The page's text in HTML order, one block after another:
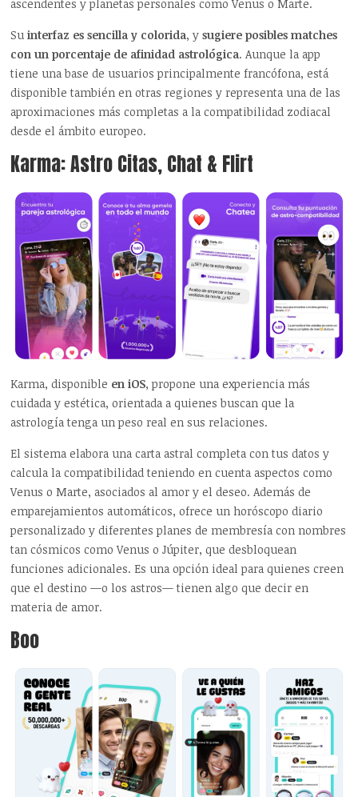
ascendentes y planetas personales como Venus o Marte.
Su interfaz es sencilla y colorida, ysugiere posiblesmatches
con un porcentaje de afinidad astrológica. Aunque la app
tiene una base de usuarios principalmente francófona, está
disponible también en otras regiones y representa una de las
aproximaciones más completas a la compatibilidad zodiacal
desde el ámbito europeo.
Karma: Astro Citas, Chat & Flirt
Karma, disponible en iOS, propone una experiencia más
cuidada y estética, orientada a quienes buscan que la
astrología tenga un peso real en sus relaciones.
El sistema elabora una carta astral completa con tus datos y
calcula la compatibilidad teniendo en cuenta aspectos como
Venus o Marte, asociados al amor y el deseo. Además de
emparejamientos automáticos, ofrece un horóscopo diario
personalizado y diferentes planes de membresía con nombres
tan cósmicos como Venus o Júpiter, que desbloquean
funciones adicionales. Es una opción ideal para quienes creen
que el destino—o los astros— tienen algo que decir en
materia de amor.
Boo